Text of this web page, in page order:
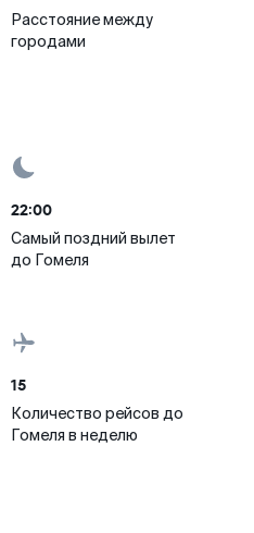
Расстояние между
городами
22:00
Самый поздний вылет
до Гомеля
15
Количество рейсов до
Гомеля в неделю